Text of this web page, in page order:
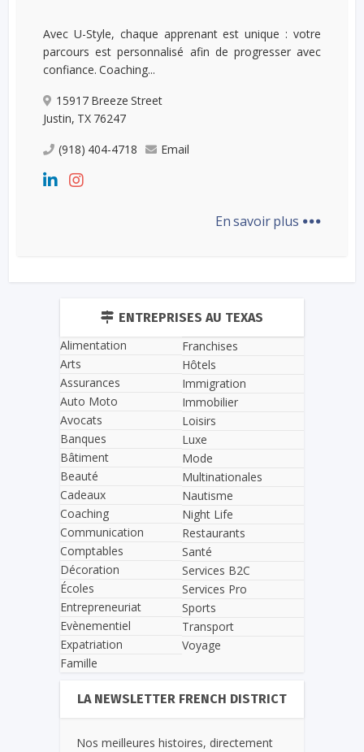
Avec U-Style, chaque apprenant est unique : votre
parcours est personnalisé afin de progresser avec
confiance. Coaching...
15917 Breeze Street
Justin, TX 76247
(918) 404-4718
Email
En savoir plus ...
ENTREPRISES AU TEXAS
Alimentation
Arts
Assurances
Auto Moto
Avocats
Banques
Bâtiment
Beauté
Cadeaux
Coaching
Communication
Comptables
Décoration
Écoles
Entrepreneuriat
Evènementiel
Expatriation
Famille
Franchises
Hôtels
Immigration
Immobilier
Loisirs
Luxe
Mode
Multinationales
Nautisme
Night Life
Restaurants
Santé
Services B2C
Services Pro
Sports
Transport
Voyage
LA NEWSLETTER FRENCH DISTRICT
Nos meilleures histoires, directement